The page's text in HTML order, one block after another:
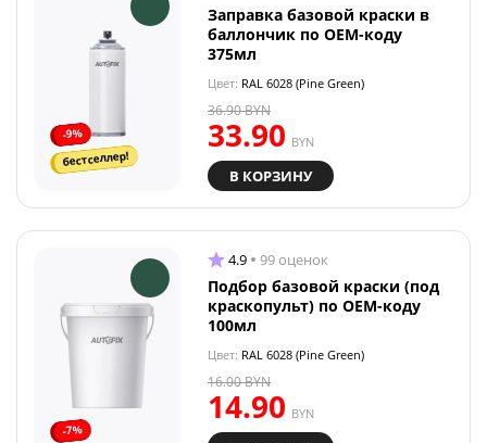
-9%
бестселлер!
Заправка базовой краски в
баллончик по OEM-коду
375мл
Цвет: RAL 6028 (Pine Green)
33.90 BYN
36.90BYN
В КОРЗИНУ
-7%
4.9 99 оценок
Подбор базовой краски (под
краскопульт) по OEM-коду
100мл
Цвет: RAL 6028 (Pine Green)
14.90 BYN
16.00BYN